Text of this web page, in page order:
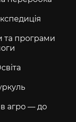
та програми
агро — до